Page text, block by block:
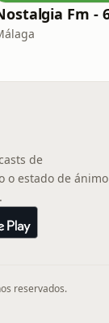
de
o estado de ánimo
reservados.